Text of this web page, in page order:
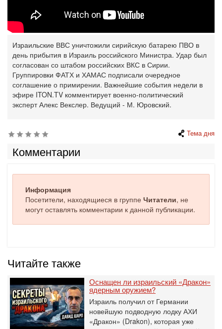
Израильские ВВС уничтожили сирийскую батарею ПВО в
день прибытия в Израиль российского Министра. Удар был
согласован со штабом российских ВКС в Сирии.
Группировки ФАТХ и ХАМАС подписали очередное
соглашение о примирении. Важнейшие события недели в
эфире ITON.TV комментирует военно-политический
эксперт Алекс Векслер. Ведущий - М. Юровский.
Тема дня
Комментарии
Информация
Посетители, находящиеся в группе Читатели, не
могут оставлять комментарии к данной публикации.
Читайте также
Оснащен ли израильский «Дракон»
ядерным оружием?
Израиль получил от Германии
новейшую подводную лодку АХИ
«Дракон» (Drakon), которая уже